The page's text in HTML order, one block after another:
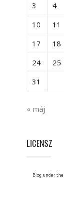
3
4
10
11
17
18
24
25
31
« máj
LICENSZ
Blog under the